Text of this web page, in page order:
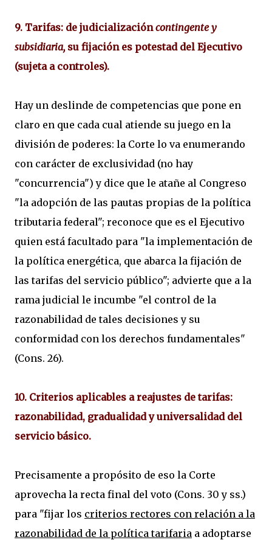
9. Tarifas: de judicializacióncontingente y
subsidiaria, su fijación es potestad del Ejecutivo
(sujeta a controles).
Hay un deslinde de competencias que pone en
claro en que cada cual atiende su juego en la
división de poderes: la Corte lo va enumerando
con carácter de exclusividad (no hay
"concurrencia") y dice que le atañe al Congreso
"la adopción de las pautas propias de la política
tributaria federal"; reconoce que es el Ejecutivo
quien está facultado para "la implementación de
la política energética, que abarca la fijación de
las tarifas del servicio público"; advierte que a la
rama judicial le incumbe "el control de la
razonabilidad de tales decisiones y su
conformidad con los derechos fundamentales"
(Cons. 26).
10. Criterios aplicables a reajustes de tarifas:
razonabilidad, gradualidad y universalidad del
servicio básico.
Precisamente a propósito de eso la Corte
aprovecha la recta final del voto (Cons. 30 y ss.)
para "fijar los criterios rectores con relación a la
razonabilidad de la política tarifaria a adoptarse